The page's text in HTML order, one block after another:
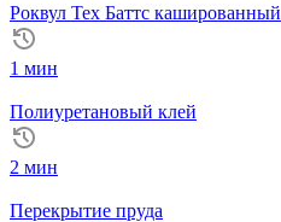
Роквул Тех Баттс кашированный
1 мин
Полиуретановый клей
2 мин
Перекрытие пруда